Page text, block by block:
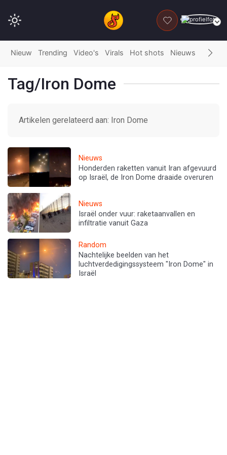
DONEER
Nieuw Trending Video's Virals Hot shots Nieuws Fails
Tag/Iron Dome
Artikelen gerelateerd aan: Iron Dome
Nieuws
Honderden raketten vanuit Iran afgevuurd
op Israël, de Iron Dome draaide overuren
Nieuws
Israël onder vuur: raketaanvallen en
infiltratie vanuit Gaza
Random
Nachtelijke beelden van het
luchtverdedigingssysteem "Iron Dome" in
Israël